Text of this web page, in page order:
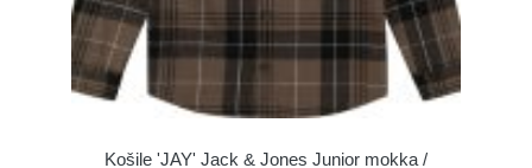
Košile 'JAY' Jack & Jones Junior mokka /